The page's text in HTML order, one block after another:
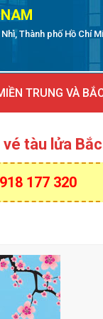
Thành phố Hồ Chí
TRUNG VÀ
tàu lửa
177 320